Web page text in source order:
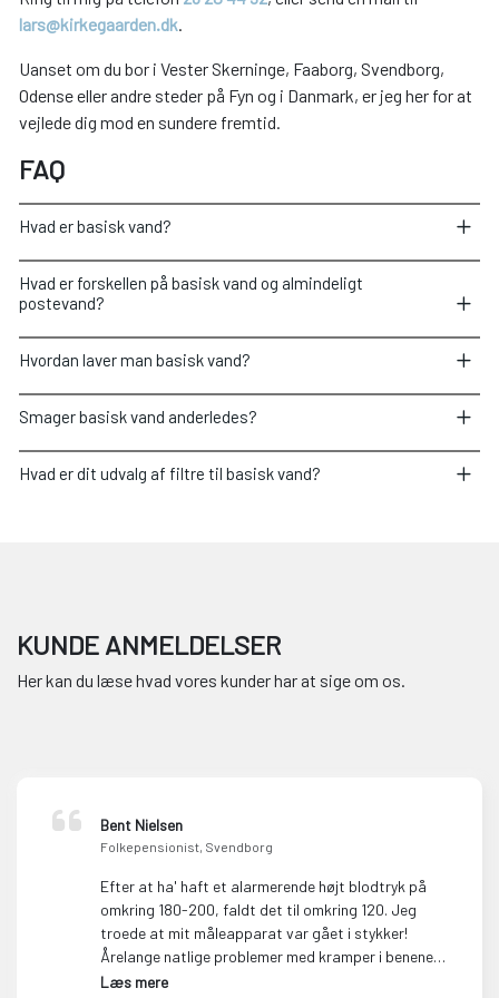
lars@kirkegaarden.dk.
Uanset om du bor i Vester Skerninge, Faaborg, Svendborg,
Odense eller andre steder på Fyn og i Danmark, er jeg her for at
vejlede dig mod en sundere fremtid.
FAQ
Hvad er basisk vand?
Hvad er forskellen på basisk vand og almindeligt
postevand?
Hvordan laver man basisk vand?
Smager basisk vand anderledes?
Hvad er dit udvalg af filtre til basisk vand?
KUNDE ANMELDELSER
Her kan du læse hvad vores kunder har at sige om os.
Bent Nielsen
Folkepensionist, Svendborg
Efter at ha' haft et alarmerende højt blodtryk på
omkring 180-200, faldt det til omkring 120. Jeg
troede at mit måleapparat var gået i stykker!
Årelange natlige problemer med kramper i benene,
var væk efter et par mdr.
Læs mere